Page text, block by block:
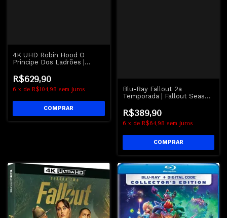
4K UHD Robin Hood O
Principe Dos Ladrões |
Thieves - Arrow
R$629,90
6 x de R$104,98 sem juros
Blu-Ray Fallout 2a
Temporada | Fallout Season
R$389,90
6 x de R$64,98 sem juros